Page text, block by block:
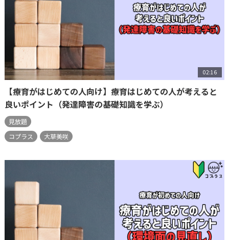
02:16
【療育がはじめての人向け】療育はじめての人が考えると
良いポイント（発達障害の基礎知識を学ぶ）
見放題
コプラス
大草美咲